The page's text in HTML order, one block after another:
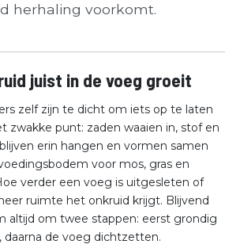
herhaling voorkomt.
juist in de voeg groeit
zelf zijn te dicht om iets op te laten
zwakke punt: zaden waaien in, stof en
erin hangen en vormen samen
voor mos, gras en
verder een voeg is uitgesleten of
ruimte het onkruid krijgt. Blijvend
altijd om twee stappen: eerst grondig
daarna de voeg dichtzetten.